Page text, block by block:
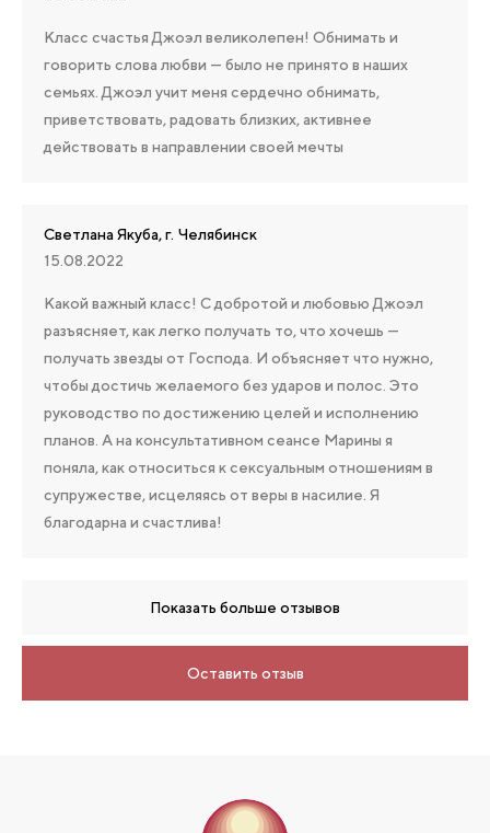
Класс счастья Джоэл великолепен! Обнимать и
говорить слова любви — было не принято в наших
семьях. Джоэл учит меня сердечно обнимать,
приветствовать, радовать близких, активнее
действовать в направлении своей мечты
Светлана Якуба, г. Челябинск
15.08.2022
Какой важный класс! С добротой и любовью Джоэл
разъясняет, как легко получать то, что хочешь —
получать звезды от Господа. И объясняет что нужно,
чтобы достичь желаемого без ударов и полос. Это
руководство по достижению целей и исполнению
планов. А на консультативном сеансе Марины я
поняла, как относиться к сексуальным отношениям в
супружестве, исцеляясь от веры в насилие. Я
благодарна и счастлива!
Оставить отзыв
Показать больше отзывов